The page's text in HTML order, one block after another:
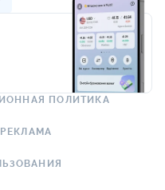
ПОЛИТИКА
РЕКЛАМА